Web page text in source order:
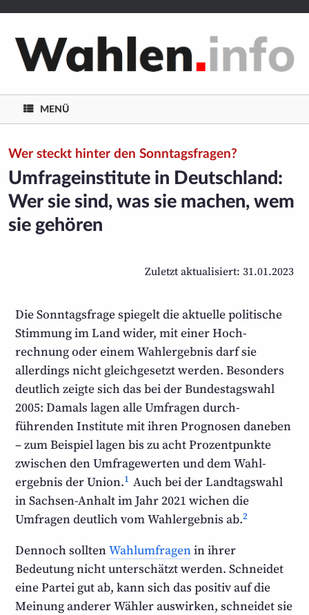
MENÜ
Wer steckt hinter den Sonntagsfragen?
Umfrageinstitute in Deutschland:
Wer sie sind, was sie machen, wem
sie gehören
Zuletzt aktualisiert: 31.01.2023
Die Sonntagsfrage spiegelt die aktuelle politische
Stimmung im Land wider, mit einer Hoch­
rechnung oder einem Wahl­ergebnis darf sie
allerdings nicht gleich­gesetzt werden. Besonders
deutlich zeigte sich das bei der Bundestags­wahl
2005: Damals lagen alle Umfragen durch­
führenden Institute mit ihren Prognosen daneben
– zum Beispiel lagen bis zu acht Prozent­punkte
zwischen den Umfrage­werten und dem Wahl­
ergebnis der Union.1 Auch bei der Landtags­wahl
in Sachsen-Anhalt im Jahr 2021 wichen die
Umfragen deutlich vom Wahlergebnis ab.2
Dennoch solltenWahlumfragenin ihrer
Bedeutung nicht unter­schätzt werden. Schneidet
eine Partei gut ab, kann sich das positiv auf die
Meinung anderer Wähler auswirken, schneidet sie